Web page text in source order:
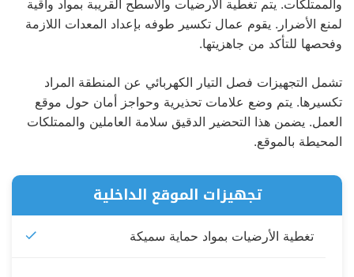
والممتلكات. يتم تغطية الأرضيات والأسطح القريبة بمواد واقية
لمنع الأضرار. يقوم عمال تكسير طوفه بإعداد المعدات اللازمة
وفحصها للتأكد من جاهزيتها.
تشمل التجهيزات فصل التيار الكهربائي عن المنطقة المراد
تكسيرها. يتم وضع علامات تحذيرية وحواجز أمان حول موقع
العمل. يضمن هذا التحضير الدقيق سلامة العاملين والممتلكات
المحيطة بالموقع.
تجهيزات الموقع الداخلية
تغطية الأرضيات بمواد حماية سميكة